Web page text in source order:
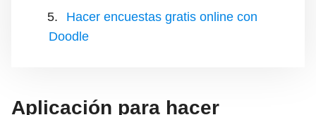
Hacer encuestas gratis online con
Doodle
Aplicación para hacer